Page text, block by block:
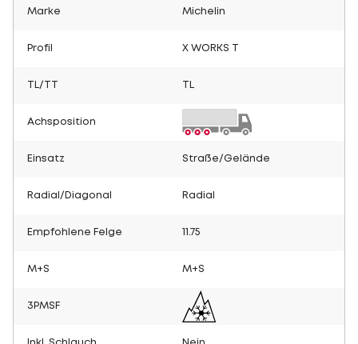
Marke Michelin
Profil X WORKS T
TL/TT
Achsposition
Einsatz Straße/Gelände
Radial/Diagonal Radial
Empfohlene Felge 11.75
M+S M+S
3PMSF